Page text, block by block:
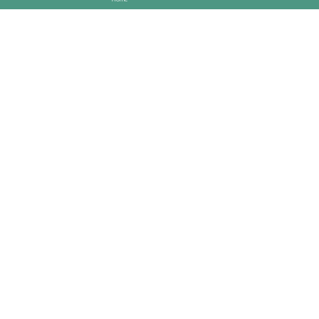
inactivated, adjuvanted enterovirus